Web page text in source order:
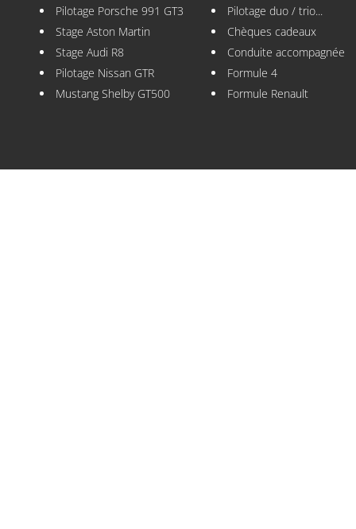
Pilotage Porsche 991 GT3
Stage Aston Martin
Stage Audi R8
Pilotage Nissan GTR
Mustang Shelby GT500
Pilotage duo / trio...
Chèques cadeaux
Conduite accompagnée
Formule 4
Formule Renault